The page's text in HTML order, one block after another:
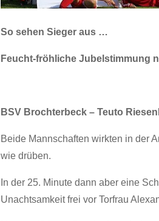
So sehen Sieger aus …
Feucht-fröhliche Jubelstimmung
BSV Brochterbeck – Teuto
Beide Mannschaften wirkten in der
wie drüben.
In der 25. Minute dann aber eine
Unachtsamkeit frei vor Torfrau